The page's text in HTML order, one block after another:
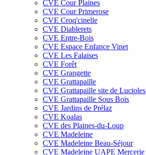
CVE Cour Plaines
CVE Cour Primerose
CVE Croq'cinelle
CVE Diablerets
CVE Entre-Bois
CVE Espace Enfance Vinet
CVE Les Falaises
CVE Forêt
CVE Grangette
CVE Grattapaille
CVE Grattapaille site de Lucioles
CVE Grattapaille Sous Bois
CVE Jardins de Prélaz
CVE Koalas
CVE des Plaines-du-Loup
CVE Madeleine
CVE Madeleine Beau-Séjour
CVE Madeleine UAPE Mercerie